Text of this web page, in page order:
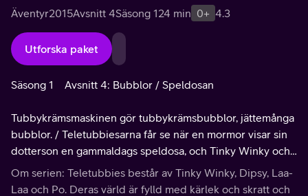
Äventyr2015Avsnitt 4Säsong 124 min 0+ 4.3
Utforska paket
Säsong 1 Avsnitt 4: Bubblor / Speldosan
Tubbykrämsmaskinen gör tubbykrämsbubblor, jättemånga
bubblor. / Teletubbiesarna får se när en mormor visar sin
dotterson en gammaldags speldosa, och Tinky Winky och
Po leker också med en speldosa.
Om serien: Teletubbies består av Tinky Winky, Dipsy, Laa-
Laa och Po. Deras värld är fylld med kärlek och skratt och